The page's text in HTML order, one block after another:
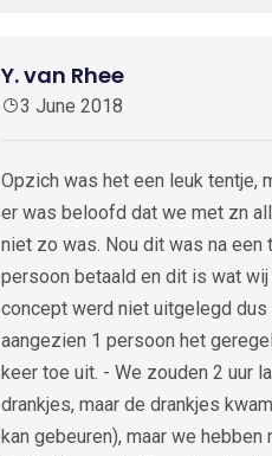
Y. van Rhee
3 June 2018
Opzich was het een leuk tentje,
er was beloofd dat we met zn
niet zo was. Nou dit was na een
persoon betaald en dit is wat
concept werd niet uitgelegd
aangezien 1 persoon het
keer toe uit. - We zouden 2 uur
drankjes, maar de drankjes
kan gebeuren), maar we